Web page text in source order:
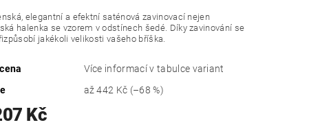
elegantní a efektní saténová zavinovací nejen
halenka se vzorem v odstínech šedé. Díky zavinování se
jakékoli velikosti vašeho bříška.
Více informací v tabulce variant
až442 Kč (–68 %)
Kč